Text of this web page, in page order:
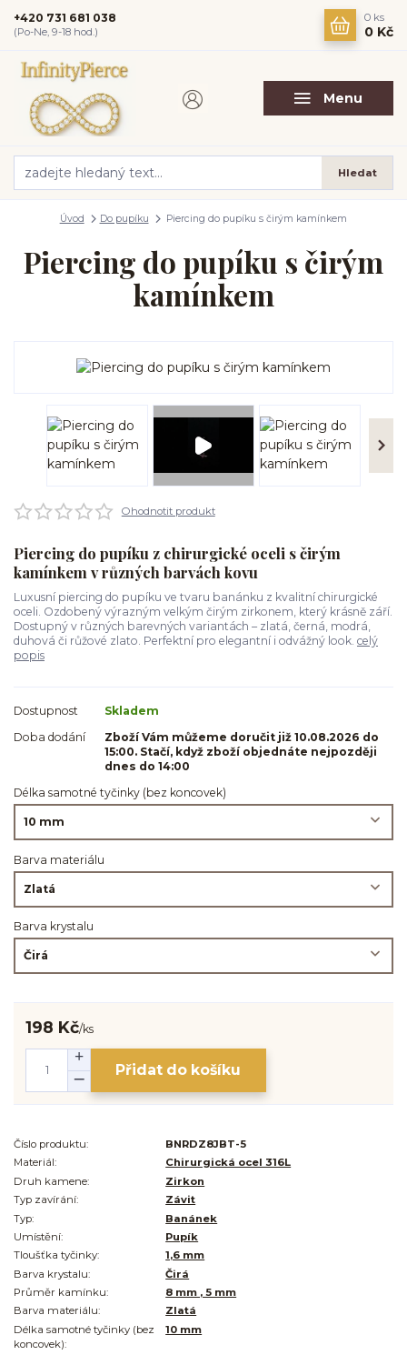
Menu
Hledat
+420 731 681 038
(Po-Ne, 9-18 hod.)
0 ks
0 Kč
Úvod Do pupíku Piercing do pupíku s čirým kamínkem
Piercing do pupíku s čirým
kamínkem
Ohodnotit produkt
Piercing do pupíku z chirurgické oceli s čirým
kamínkem v různých barvách kovu
Luxusní piercing do pupíku ve tvaru banánku z kvalitní chirurgické
oceli. Ozdobený výrazným velkým čirým zirkonem, který krásně září.
Dostupný v různých barevných variantách – zlatá, černá, modrá,
duhová či růžové zlato. Perfektní pro elegantní i odvážný look. celý
popis
Dostupnost
Skladem
Doba dodání
Zboží Vám můžeme doručit již 10.08.2026 do
15:00. Stačí, když zboží objednáte nejpozději
dnes do 14:00
Délka samotné tyčinky (bez koncovek)
Barva materiálu
Barva krystalu
198 Kč/ks
Přidat do košíku
Číslo produktu:
BNRDZ8JBT-5
Materiál:
Chirurgická ocel 316L
Druh kamene:
Zirkon
Typ zavírání:
Závit
Typ:
Banánek
Umístění:
Pupík
Tloušťka tyčinky:
1,6 mm
Barva krystalu:
Čirá
Průměr kamínku:
8 mm , 5 mm
Barva materiálu:
Zlatá
Délka samotné tyčinky (bez
koncovek):
10 mm